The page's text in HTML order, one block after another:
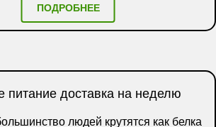
ПОДРОБНЕЕ
питание доставка на неделю
людей крутятся как белка